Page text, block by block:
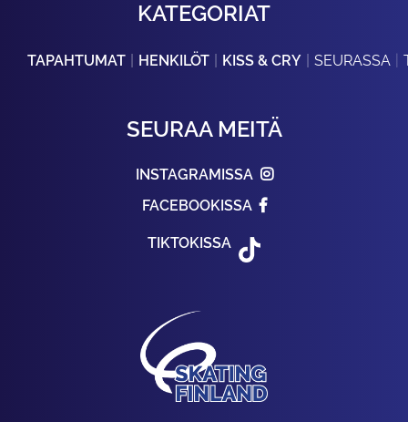
KATEGORIAT
TAPAHTUMAT HENKILÖT KISS & CRY SEURASSA
SEURAA MEITÄ
INSTAGRAMISSA
FACEBOOKISSA
TIKTOKISSA